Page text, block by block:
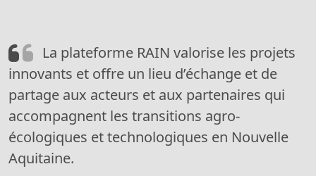
La plateforme RAIN valorise les projets
innovants et offre un lieu d’échange et de
partage aux acteurs et aux partenaires qui
accompagnent les transitions agro-
écologiques et technologiques en Nouvelle
Aquitaine.